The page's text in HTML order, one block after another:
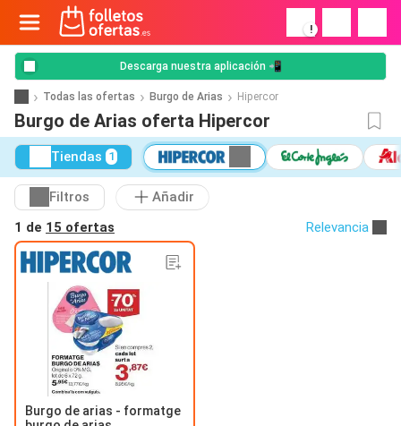
!
Descarga nuestra aplicación 📲
Todas las ofertas Burgo de Arias Hipercor
Burgo de Arias oferta Hipercor
Tiendas 1
Filtros
Añadir
1 de 15 ofertas Relevancia
Burgo de arias - formatge